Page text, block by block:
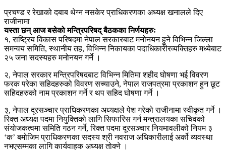
प्रचण्ड र रेखाको दबाब थेग्न नसकेर प्राधिकरणका अध्यक्ष खनालले दिए
राजीनामा
यस्ता छन् आज बसेको मन्त्रिपरिषद् बैठकका निर्णयहरुः
१, राष्ट्रिय विकास परिषदमा नेपाल सरकारबाट मनोनयन हुने विभिन्न जिल्ला
समन्वय समिति, स्थानीय तह, विभिन्न निकायका पदाधिकारीरव्यक्तिहरु मध्येबाट
२५ जना सदस्यहरु मनोनयन गर्ने ।
२, नेपाल सरकार मन्त्रिपरिषदबाट विभिन्न मितिमा शहीद घोषणा भई विवरण
फरक परेका सहिदहरुको विवरण सच्याउने, नेपाल राजपत्रमा प्रकाशन हुन छूट
सहिदहरुको नाम प्रकाशन गर्ने र थप सहिद घोषणा गर्ने ।
३, नेपाल दूरसञ्चार प्राधिकरणका अध्यक्षले पेश गरेको राजीनामा स्वीकृत गर्ने ।
रिक्त अध्यक्ष पदमा नियुक्तिको लागि सिफारिस गर्न मन्त्रालयका सचिवको
संयोजकत्वमा समिति गठन गर्ने, रिक्त पदमा दूरसञ्चार नियमावलीको नियम ३
‘क’ बमोजिम प्राधिकरणका सदस्य श्री नवराज अधिकारीलाई अर्को व्यवस्था
नभएसम्मका लागि कार्यवाहक अध्यक्ष तोक्ने ।